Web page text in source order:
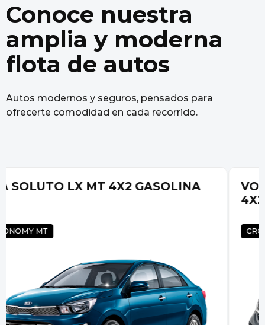
Conoce nuestra
amplia y moderna
flota de autos
Autos modernos y seguros, pensados para
ofrecerte comodidad en cada recorrido.
VOLKSWAGEN T-CROSS TSI 1.0 AT
CROSSOVER AT